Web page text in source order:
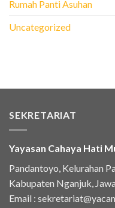
Rumah Panti Asuhan
Uncategorized
SEKRETARIAT
Yayasan Cahaya Hati
Pandantoyo, Kelurahan
Kabupaten Nganjuk,
Email :